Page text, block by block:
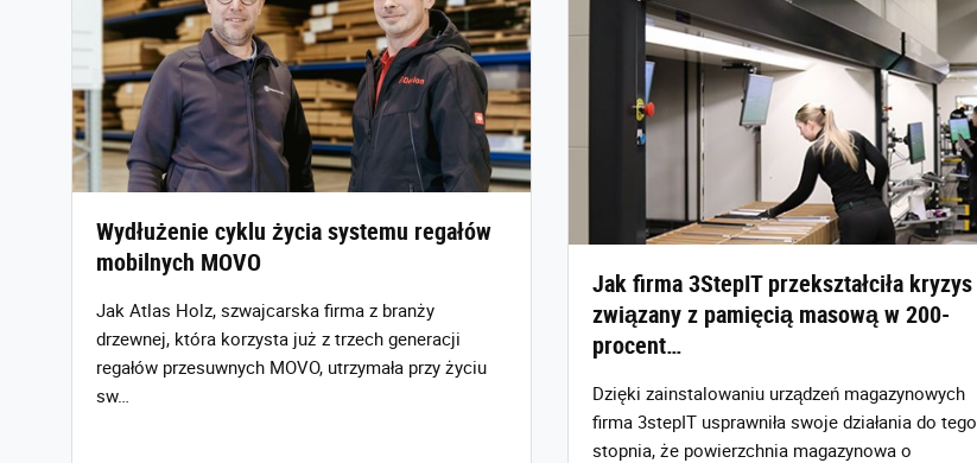
Wydłużenie cyklu życia systemu regałów
mobilnych MOVO
Jak Atlas Holz, szwajcarska firma z branży
drzewnej, która korzysta już z trzech generacji
regałów przesuwnych MOVO, utrzymała przy życiu
sw…
Jak firma 3StepIT przekształciła kryzys
związany z pamięcią masową w 200-
procent…
Dzięki zainstalowaniu urządzeń magazynowych
firma 3stepIT usprawniła swoje działania do tego
stopnia, że powierzchnia magazynowa o